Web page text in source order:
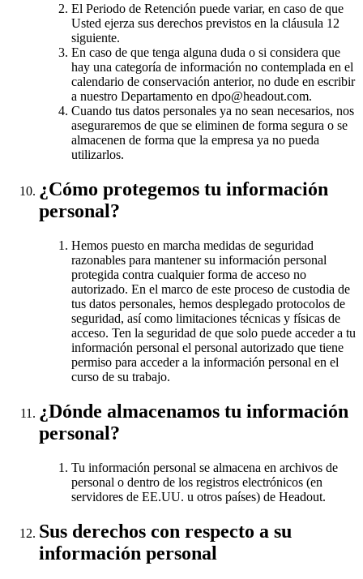
El Periodo de Retención puede variar, en caso de que
Usted ejerza sus derechos previstos en la cláusula 12
siguiente.
En caso de que tenga alguna duda o si considera que
hay una categoría de información no contemplada en el
calendario de conservación anterior, no dude en escribir
a nuestro Departamento en dpo@headout.com.
Cuando tus datos personales ya no sean necesarios, nos
aseguraremos de que se eliminen de forma segura o se
almacenen de forma que la empresa ya no pueda
utilizarlos.
¿Cómo protegemos tu información
personal?
Hemos puesto en marcha medidas de seguridad
razonables para mantener su información personal
protegida contra cualquier forma de acceso no
autorizado. En el marco de este proceso de custodia de
tus datos personales, hemos desplegado protocolos de
seguridad, así como limitaciones técnicas y físicas de
acceso. Ten la seguridad de que solo puede acceder a tu
información personal el personal autorizado que tiene
permiso para acceder a la información personal en el
curso de su trabajo.
¿Dónde almacenamos tu información
personal?
Tu información personal se almacena en archivos de
personal o dentro de los registros electrónicos (en
servidores de EE.UU. u otros países) de Headout.
Sus derechos con respecto a su
información personal